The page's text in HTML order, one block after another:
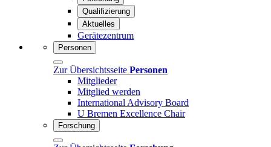
Qualifizierung
Aktuelles
Gerätezentrum
Personen
Zur Übersichtsseite Personen
Mitglieder
Mitglied werden
International Advisory Board
U Bremen Excellence Chair
Forschung